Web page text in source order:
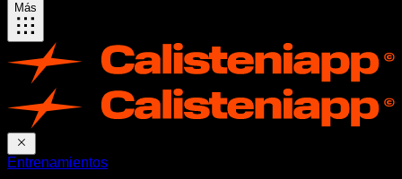
Más
Entrenamientos